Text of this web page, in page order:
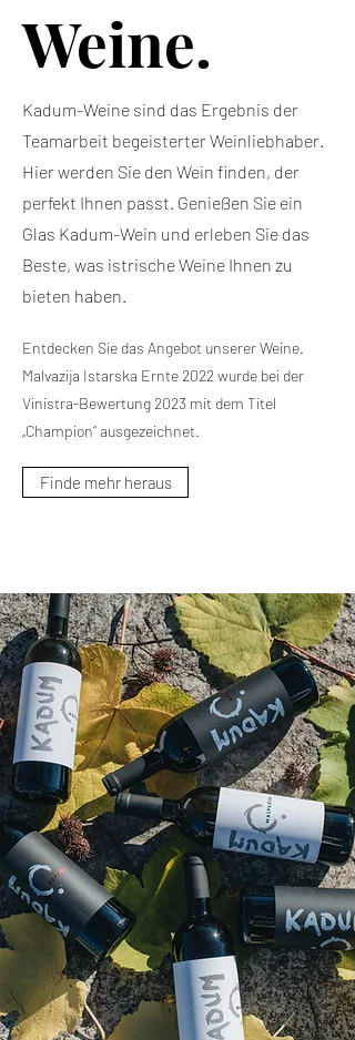
Weine.
Kadum-Weine sind das Ergebnis der
Teamarbeit begeisterter Weinliebhaber.
Hier werden Sie den Wein finden, der
perfekt Ihnen passt. Genießen Sie ein
Glas Kadum-Wein und erleben Sie das
Beste, was istrische Weine Ihnen zu
bieten haben.
Entdecken Sie das Angebot unserer Weine.
Malvazija Istarska Ernte 2022 wurde bei der
Vinistra-Bewertung 2023 mit dem Titel
„Champion“ ausgezeichnet.
Finde mehr heraus